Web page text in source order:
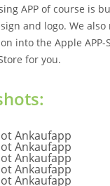
APP of course is
and logo. We also
into the Apple APP-
for you.